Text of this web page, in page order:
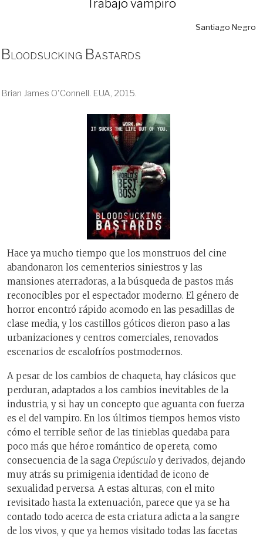
Trabajo vampiro
Santiago Negro
Bloodsucking Bastards
Brian James O'Connell. EUA, 2015.
Hace ya mucho tiempo que los monstruos del cine
abandonaron los cementerios siniestros y las
mansiones aterradoras, a la búsqueda de pastos más
reconocibles por el espectador moderno. El género de
horror encontró rápido acomodo en las pesadillas de
clase media, y los castillos góticos dieron paso a las
urbanizaciones y centros comerciales, renovados
escenarios de escalofríos postmodernos.
A pesar de los cambios de chaqueta, hay clásicos que
perduran, adaptados a los cambios inevitables de la
industria, y si hay un concepto que aguanta con fuerza
es el del vampiro. En los últimos tiempos hemos visto
cómo el terrible señor de las tinieblas quedaba para
poco más que héroe romántico de opereta, como
consecuencia de la saga Crepúsculo y derivados, dejando
muy atrás su primigenia identidad de icono de
sexualidad perversa. A estas alturas, con el mito
revisitado hasta la extenuación, parece que ya se ha
contado todo acerca de esta criatura adicta a la sangre
de los vivos, y que ya hemos visitado todas las facetas